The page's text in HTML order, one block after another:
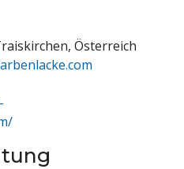
Österreich